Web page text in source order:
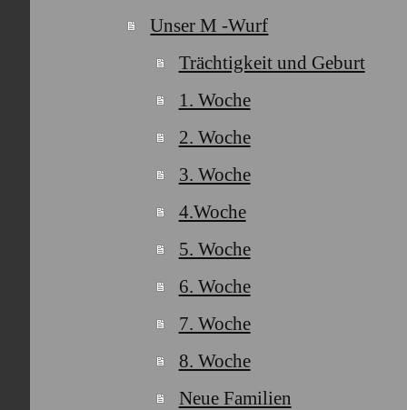
Unser M -Wurf
Trächtigkeit und Geburt
1. Woche
2. Woche
3. Woche
4.Woche
5. Woche
6. Woche
7. Woche
8. Woche
Neue Familien